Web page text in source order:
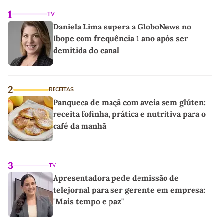
1 TV
Daniela Lima supera a GloboNews no
Ibope com frequência 1 ano após ser
demitida do canal
2 RECEITAS
Panqueca de maçã com aveia sem glúten:
receita fofinha, prática e nutritiva para o
café da manhã
3 TV
Apresentadora pede demissão de
telejornal para ser gerente em empresa:
"Mais tempo e paz"